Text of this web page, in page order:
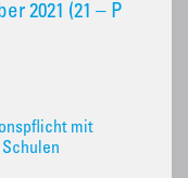
2021 (21 – P
mit